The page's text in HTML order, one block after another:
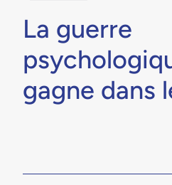
La guerre
gagne dans